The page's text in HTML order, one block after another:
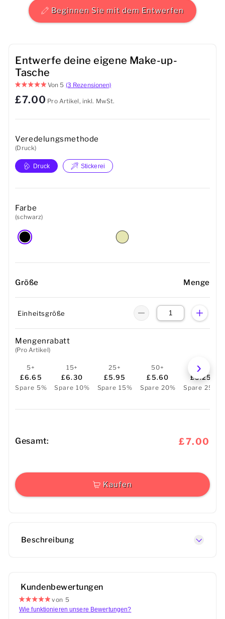
Kinder
Nachhaltig
Tassen
Taschen
Beginnen Sie mit dem Entwerfen
Entwerfe deine eigene Make-up-
Tasche
Von5 (3 Rezensionen)
£7.00 Pro Artikel, inkl. MwSt.
Veredelungsmethode
(Druck)
Druck Stickerei
Farbe
(schwarz)
Größe Menge
Einheitsgröße
Mengenrabatt
(Pro Artikel)
5+
£6.65
Spare 5%
15+
£6.30
Spare 10%
25+
£5.95
Spare 15%
50+
£5.60
Spare 20%
100+
£5.25
Spare 25%
Gesamt: £7.00
Kaufen
Beschreibung
Kundenbewertungen
von 5
Wie funktionieren unsere Bewertungen?